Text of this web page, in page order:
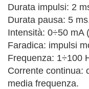
Durata impulsi: 2
Durata pausa: 5
Intensità: 0÷50 mA
Faradica: impulsi
Frequenza: 1÷100
Corrente continua:
media frequenza.